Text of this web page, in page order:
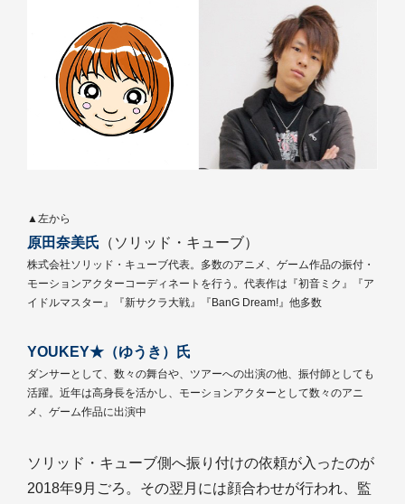
▲左から
原田奈美氏 （ソリッド・キューブ）
株式会社ソリッド・キューブ代表。多数のアニメ、ゲーム作品の振付・
モーションアクターコーディネートを行う。代表作は『初音ミク』『ア
イドルマスター』『新サクラ大戦』『BanG Dream!』他多数
YOUKEY★（ゆうき）氏
ダンサーとして、数々の舞台や、ツアーへの出演の他、振付師としても
活躍。近年は高身長を活かし、モーションアクターとして数々のアニ
メ、ゲーム作品に出演中
ソリッド・キューブ側へ振り付けの依頼が入ったのが
2018年9月ごろ。その翌月には顔合わせが行われ、監